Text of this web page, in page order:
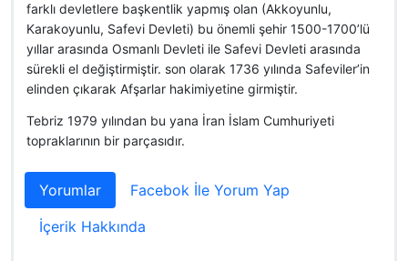
farklı devletlere başkentlik yapmış olan (Akkoyunlu,
Karakoyunlu, Safevi Devleti) bu önemli şehir 1500-1700’lü
yıllar arasında Osmanlı Devleti ile Safevi Devleti arasında
sürekli el değiştirmiştir. son olarak 1736 yılında Safeviler’in
elinden çıkarak Afşarlar hakimiyetine girmiştir.
Tebriz 1979 yılından bu yana İran İslam Cumhuriyeti
topraklarının bir parçasıdır.
Yorumlar
Facebok İle Yorum Yap
İçerik Hakkında